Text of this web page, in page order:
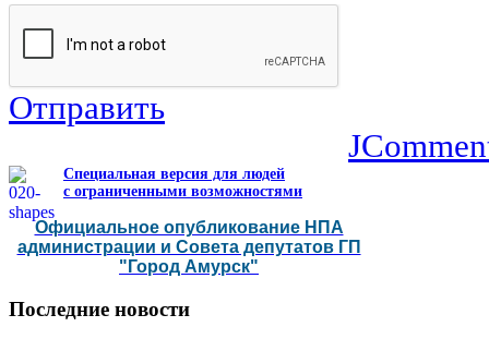
Отправить
Специальная версия для людей
с ограниченными возможностями
Официальное опубликование НПА
администрации и Совета депутатов ГП
"Город Амурск"
Последние новости